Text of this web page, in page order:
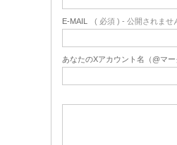
E-MAIL ( 必須 ) - 公開されませ
あなたのXアカウント名（@マー